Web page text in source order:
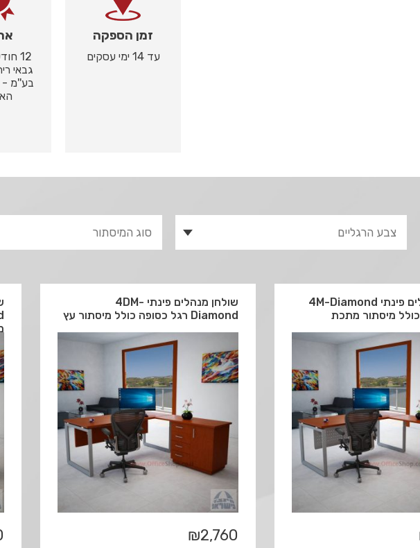
זמן הספקה
עד 14 ימי עסקים
12
גבאי
בע''מ -
שולחן מנהלים פינתי 4M-Diamond
מיסתור מתכת
שולחן מנהלים פינתי 4DM-
Diamond רגל כסופה כולל מיסתור עץ
₪2,760